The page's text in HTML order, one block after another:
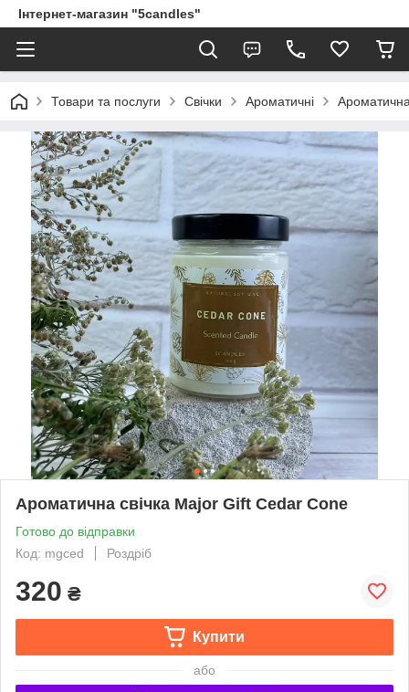
Інтернет-магазин "5candles"
Товари та послуги Свічки Ароматичні
Ароматична свічка Major Gift Cedar Cone
Готово до відправки
Код: mgced
Роздріб
320 ₴
Купити
або